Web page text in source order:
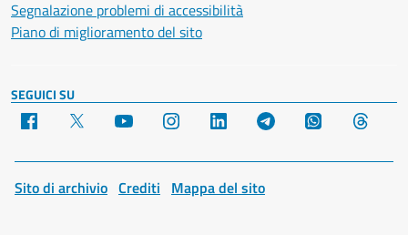
Segnalazione problemi di accessibilità
Piano di miglioramento del sito
SEGUICI SU
Facebook YouTube Instagram LinkedIn Telegram WhatsApp
Sito di archivio Crediti Mappa del sito